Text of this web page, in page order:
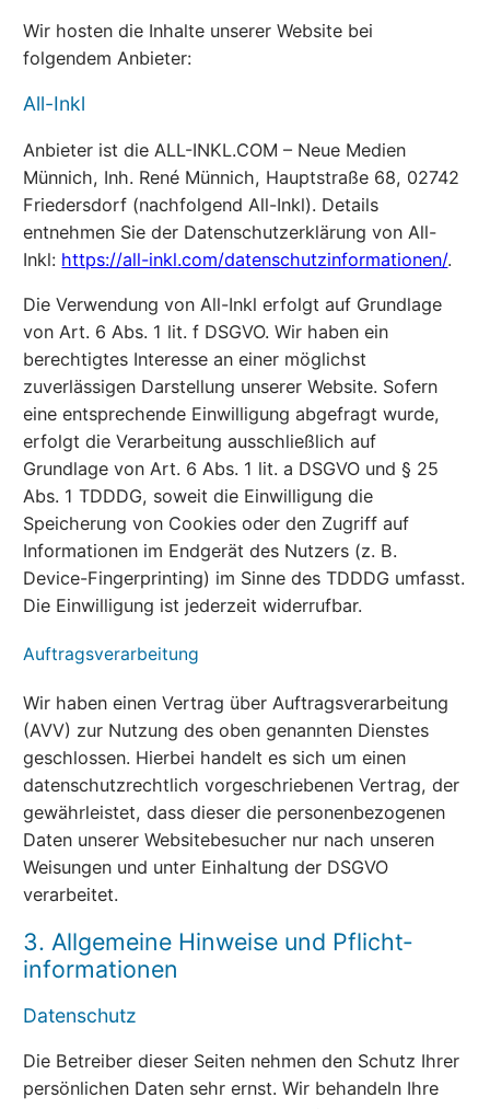
Wir hosten die Inhalte unserer Website bei
folgendem Anbieter:
All-Inkl
Anbieter ist die ALL-INKL.COM – Neue Medien
Münnich, Inh. René Münnich, Hauptstraße 68, 02742
Friedersdorf (nachfolgend All-Inkl). Details
entnehmen Sie der Datenschutzerklärung von All-
Inkl: https://all-inkl.com/datenschutzinformationen/.
Die Verwendung von All-Inkl erfolgt auf Grundlage
von Art. 6 Abs. 1 lit. f DSGVO. Wir haben ein
berechtigtes Interesse an einer möglichst
zuverlässigen Darstellung unserer Website. Sofern
eine entsprechende Einwilligung abgefragt wurde,
erfolgt die Verarbeitung ausschließlich auf
Grundlage von Art. 6 Abs. 1 lit. a DSGVO und § 25
Abs. 1 TDDDG, soweit die Einwilligung die
Speicherung von Cookies oder den Zugriff auf
Informationen im Endgerät des Nutzers (z. B.
Device-Fingerprinting) im Sinne des TDDDG umfasst.
Die Einwilligung ist jederzeit widerrufbar.
Auftragsverarbeitung
Wir haben einen Vertrag über Auftragsverarbeitung
(AVV) zur Nutzung des oben genannten Dienstes
geschlossen. Hierbei handelt es sich um einen
datenschutzrechtlich vorgeschriebenen Vertrag, der
gewährleistet, dass dieser die personenbezogenen
Daten unserer Websitebesucher nur nach unseren
Weisungen und unter Einhaltung der DSGVO
verarbeitet.
3. Allgemeine Hinweise und Pflicht­
informationen
Datenschutz
Die Betreiber dieser Seiten nehmen den Schutz Ihrer
persönlichen Daten sehr ernst. Wir behandeln Ihre